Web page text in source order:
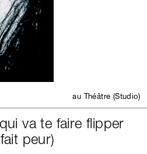
au Théâtre (Studio)
va te faire flipper
peur)